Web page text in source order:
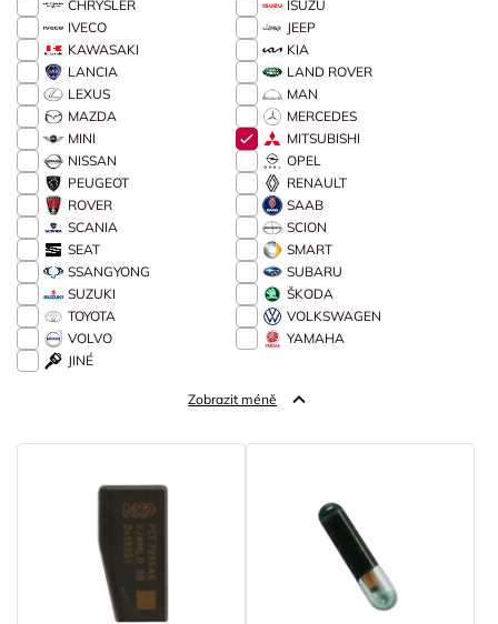
CHRYSLER
ISUZU
IVECO
JEEP
KAWASAKI
KIA
LANCIA
LAND ROVER
LEXUS
MAN
MAZDA
MERCEDES
MINI
MITSUBISHI
NISSAN
OPEL
PEUGEOT
RENAULT
ROVER
SAAB
SCANIA
SCION
SEAT
SMART
SSANGYONG
SUBARU
SUZUKI
ŠKODA
TOYOTA
VOLKSWAGEN
VOLVO
YAMAHA
JINÉ
Zobrazit méně